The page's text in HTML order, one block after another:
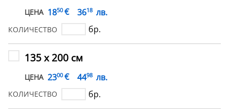
ЦЕНА 1850 € 3618 лв.
КОЛИЧЕСТВО бр.
135 х 200 см
ЦЕНА 2300 € 4498 лв.
КОЛИЧЕСТВО бр.